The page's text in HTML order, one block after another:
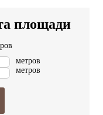
площади
метров
метров